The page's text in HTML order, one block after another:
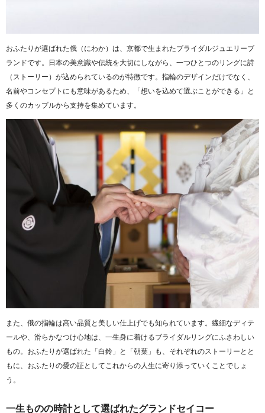
おふたりが選ばれた俄（にわか）は、京都で生まれたブライダルジュエリーブ
ランドです。日本の美意識や伝統を大切にしながら、一つひとつのリングに詩
（ストーリー）が込められているのが特徴です。指輪のデザインだけでなく、
名前やコンセプトにも意味があるため、「想いを込めて選ぶことができる」と
多くのカップルから支持を集めています。
また、俄の指輪は高い品質と美しい仕上げでも知られています。繊細なディテ
ールや、滑らかなつけ心地は、一生身に着けるブライダルリングにふさわしい
もの。おふたりが選ばれた「白鈴」と「朝葉」も、それぞれのストーリーとと
もに、おふたりの愛の証としてこれからの人生に寄り添っていくことでしょ
う。
一生ものの時計として選ばれたグランドセイコー